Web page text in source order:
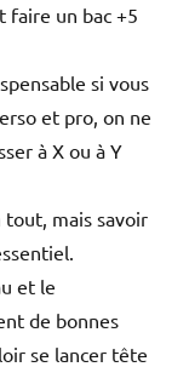
faire un bac +5
si vous
et pro, on ne
à X ou à Y
mais savoir
et le
de bonnes
se lancer tête